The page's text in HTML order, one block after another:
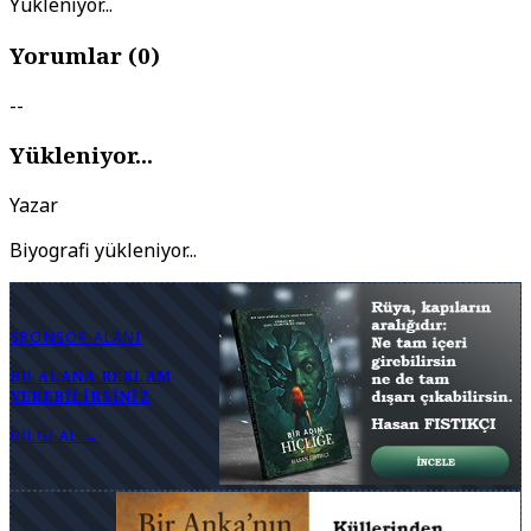
Yorumlar (0)
--
Yükleniyor...
Yazar
Biyografi yükleniyor...
SPONSOR ALANI
BU ALANA REKLAM
VEREBILIRSINIZ
BILGI AL →